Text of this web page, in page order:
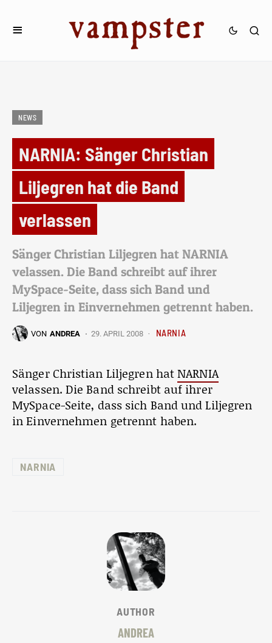
NEWS
NARNIA: Sänger Christian
Liljegren hat die Band
verlassen
Sänger Christian Liljegren hat NARNIA
velassen. Die Band schreibt auf ihrer
MySpace-Seite, dass sich Band und
Liljegren in Einvernehmen getrennt haben.
VON ANDREA 29. APRIL 2008 NARNIA
Sänger Christian Liljegren hatNARNIA
velassen. Die Band schreibt auf ihrer
MySpace-Seite, dass sich Band und Liljegren
in Einvernehmen getrennt haben.
NARNIA
AUTHOR
ANDREA